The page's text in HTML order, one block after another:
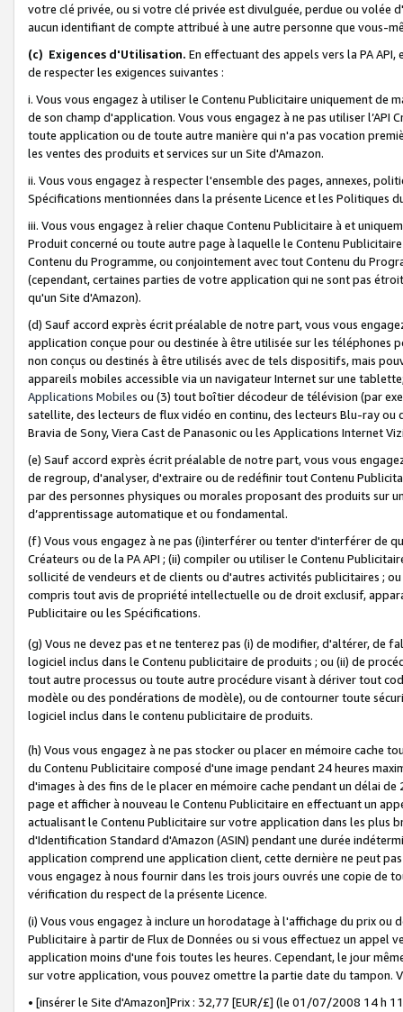
votre clé privée, ou si votre clé privée est divulguée, perdue ou volée
aucun identifiant de compte attribué à une autre personne que vous-
(c) Exigences d'Utilisation. En effectuant des appels vers la PA
de respecter les exigences suivantes :
i. Vous vous engagez à utiliser le Contenu Publicitaire uniquement de
de son champ d'application. Vous vous engagez à ne pas utiliser l’API
toute application ou de toute autre manière qui n'a pas vocation
les ventes des produits et services sur un Site d'Amazon.
ii. Vous vous engagez à respecter l'ensemble des pages, annexes,
Spécifications mentionnées dans la présente Licence et les Politiques
iii. Vous vous engagez à relier chaque Contenu Publicitaire à et
Produit concerné ou toute autre page à laquelle le Contenu
Contenu du Programme, ou conjointement avec tout Contenu du
(cependant, certaines parties de votre application qui ne sont pas
qu'un Site d'Amazon).
(d) Sauf accord exprès écrit préalable de notre part, vous vous
application conçue pour ou destinée à être utilisée sur les téléphones
non conçus ou destinés à être utilisés avec de tels dispositifs, mais
appareils mobiles accessible via un navigateur Internet sur une
Applications Mobiles ou (3) tout boîtier décodeur de télévision (par
satellite, des lecteurs de flux vidéo en continu, des lecteurs Blu-ray
Bravia de Sony, Viera Cast de Panasonic ou les Applications Internet
(e) Sauf accord exprès écrit préalable de notre part, vous vous
de regroup, d'analyser, d'extraire ou de redéfinir tout Contenu
par des personnes physiques ou morales proposant des produits sur
d’apprentissage automatique et ou fondamental.
(f) Vous vous engagez à ne pas (i)interférer ou tenter d'interférer de
Créateurs ou de la PA API ; (ii) compiler ou utiliser le Contenu
sollicité de vendeurs et de clients ou d'autres activités publicitaires ;
compris tout avis de propriété intellectuelle ou de droit exclusif,
Publicitaire ou les Spécifications.
(g) Vous ne devez pas et ne tenterez pas (i) de modifier, d'altérer, de
logiciel inclus dans le Contenu publicitaire de produits ; ou (ii) de
tout autre processus ou toute autre procédure visant à dériver tout
modèle ou des pondérations de modèle), ou de contourner toute
logiciel inclus dans le contenu publicitaire de produits.
(h) Vous vous engagez à ne pas stocker ou placer en mémoire cache
du Contenu Publicitaire composé d'une image pendant 24 heures
d'images à des fins de le placer en mémoire cache pendant un délai
page et afficher à nouveau le Contenu Publicitaire en effectuant un
actualisant le Contenu Publicitaire sur votre application dans les plus
d'Identification Standard d'Amazon (ASIN) pendant une durée
application comprend une application client, cette dernière ne peut
vous engagez à nous fournir dans les trois jours ouvrés une copie de
vérification du respect de la présente Licence.
(i) Vous vous engagez à inclure un horodatage à l'affichage du prix
Publicitaire à partir de Flux de Données ou si vous effectuez un appel
application moins d'une fois toutes les heures. Cependant, le jour
sur votre application, vous pouvez omettre la partie date du tampon.
• [insérer le Site d'Amazon]Prix : 32,77 [EUR/£] (le 01/07/2008 14 h